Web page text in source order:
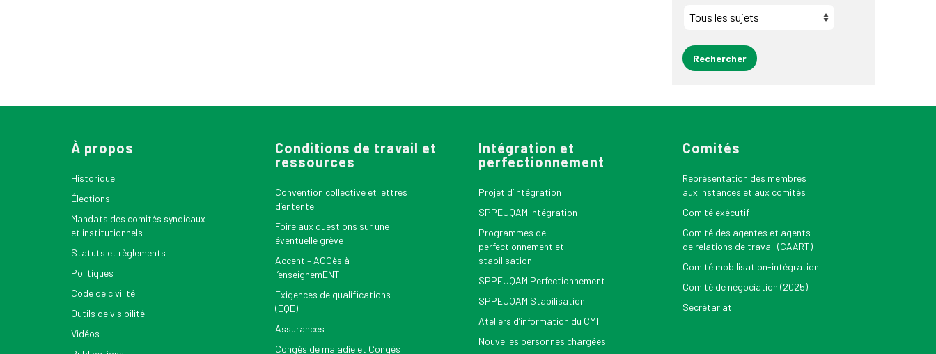
À propos
Historique
Élections
Mandats des comités syndicaux
et institutionnels
Statuts et règlements
Politiques
Code de civilité
Outils de visibilité
Vidéos
Conditions de travail et
ressources
Convention collective et lettres
d’entente
Foire aux questions sur une
éventuelle grève
Accent – ACCès à
l’enseignemENT
Exigences de qualifications
(EQE)
Assurances
Congés de maladie et Congés
Intégration et
perfectionnement
Projet d’intégration
SPPEUQAM Intégration
Programmes de
perfectionnement et
stabilisation
SPPEUQAM Perfectionnement
SPPEUQAM Stabilisation
Ateliers d’information du CMI
Nouvelles personnes chargées
Comités
Représentation des membres
aux instances et aux comités
Comité exécutif
Comité des agentes et agents
de relations de travail (CAART)
Comité mobilisation-intégration
Comité de négociation (2025)
Secrétariat